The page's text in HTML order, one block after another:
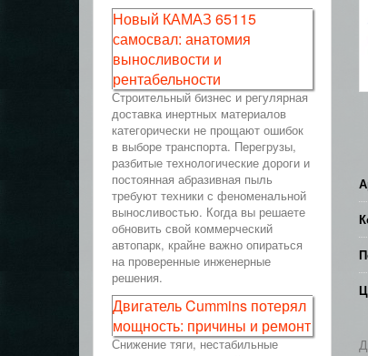
Новый КАМАЗ 65115
самосвал: анатомия
выносливости и
рентабельности
Строительный бизнес и регулярная
доставка инертных материалов
категорически не прощают ошибок
в выборе транспорта. Перегрузы,
разбитые технологические дороги и
постоянная абразивная пыль
требуют техники с феноменальной
выносливостью. Когда вы решаете
обновить свой коммерческий
автопарк, крайне важно опираться
на проверенные инженерные
решения.
Двигатель Cummins потерял
мощность: причины и ремонт
Снижение тяги, нестабильные